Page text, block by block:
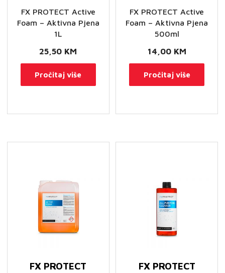
FX PROTECT Active
Foam – Aktivna Pjena
1L
25,50 KM
Pročitaj više
FX PROTECT Active
Foam – Aktivna Pjena
500ml
14,00 KM
Pročitaj više
FX PROTECT FX PROTECT